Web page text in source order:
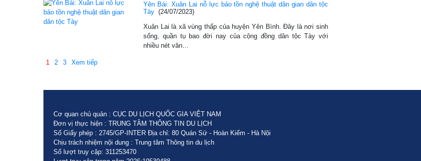
Yên Bái: Xuân Lai nỗ lực bảo tồn nghệ thuật dân gian dân tộc
Tày (24/07/2023)
Xuân Lai là xã vùng thấp của huyện Yên Bình. Đây là nơi sinh
sống, quần tụ bao đời nay của cộng đồng dân tộc Tày với
nhiều nét văn…
1 2 3 Xem tiếp
Cơ quan chủ quản : CỤC DU LỊCH QUỐC GIA VIỆT NAM
Đơn vị thực hiện : TRUNG TÂM THÔNG TIN DU LỊCH
Số Giấy phép : 2745/GP-INTER Địa chỉ: 80 Quán Sứ - Hoàn Kiếm - Hà Nội
Chịu trách nhiệm nội dung : Trung tâm Thông tin du lịch
Số lượt truy cập: 311253470